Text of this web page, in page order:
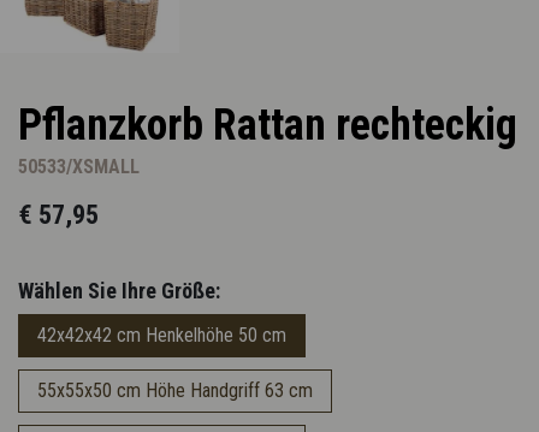
Pflanzkorb Rattan rechteckig
50533/XSMALL
€ 57,95
Wählen Sie Ihre Größe:
42x42x42 cm Henkelhöhe 50 cm
55x55x50 cm Höhe Handgriff 63 cm